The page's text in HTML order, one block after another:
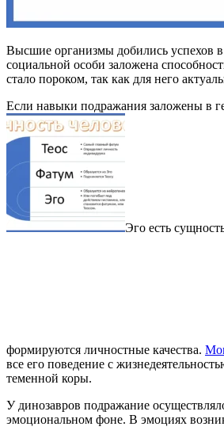
Высшие организмы добились успехов
социальной особи заложена
стало пороком, так как для него
Если навыки подражания заложены в
Эго есть
формируются личностные качества.
все его поведение с
теменной коры.
У динозавров подражание
эмоциональном фоне. В эмоциях